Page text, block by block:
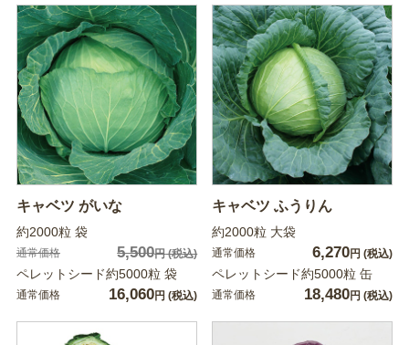
キャベツ がいな
約2000粒 袋
通常価格 5,500円(税込)
ペレットシード約5000粒 袋
通常価格 16,060円 (税込)
キャベツ ふうりん
約2000粒 大袋
通常価格 6,270円 (税込)
ペレットシード約5000粒 缶
通常価格 18,480円 (税込)